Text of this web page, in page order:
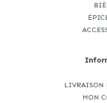
LIVRAISON
MON